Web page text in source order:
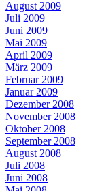
August 2009
Juli 2009
Juni 2009
Mai 2009
April 2009
März 2009
Februar 2009
Januar 2009
Dezember 2008
November 2008
Oktober 2008
September 2008
August 2008
Juli 2008
Juni 2008